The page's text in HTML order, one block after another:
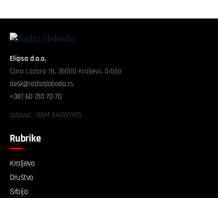
Elipsa d.o.o.
Cara Lazara 18, 36000 Kraljevo, Srbija
desk@radiosloboda.rs
+381 60 310 70 70
Izdavač · RBM RA000189
Rubrike
Kraljevo
Društvo
Srbija